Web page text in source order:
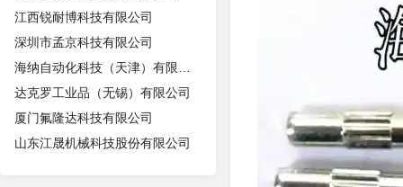
江西锐耐博科技有限公司
深圳市孟京科技有限公司
达克罗工业品（无锡）有限公司
厦门氟隆达科技有限公司
山东江晟机械科技股份有限公司